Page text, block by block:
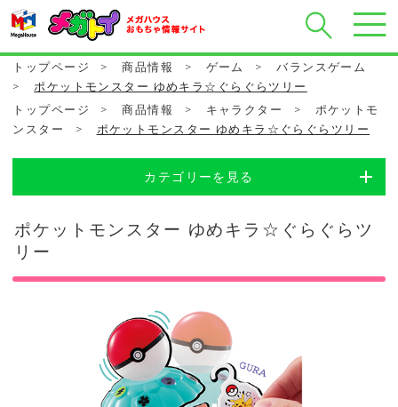
トップページ > 商品情報 > ゲーム >
バランスゲーム
>
ポケットモンスター ゆめキラ☆ぐらぐらツリー
トップページ
> 商品情報 > キャラクター >
ポケットモ
ンスター
> ポケットモンスター ゆめキラ☆ぐらぐらツリー
カテゴリーを見る
ポケットモンスター ゆめキラ☆ぐらぐらツ
リー